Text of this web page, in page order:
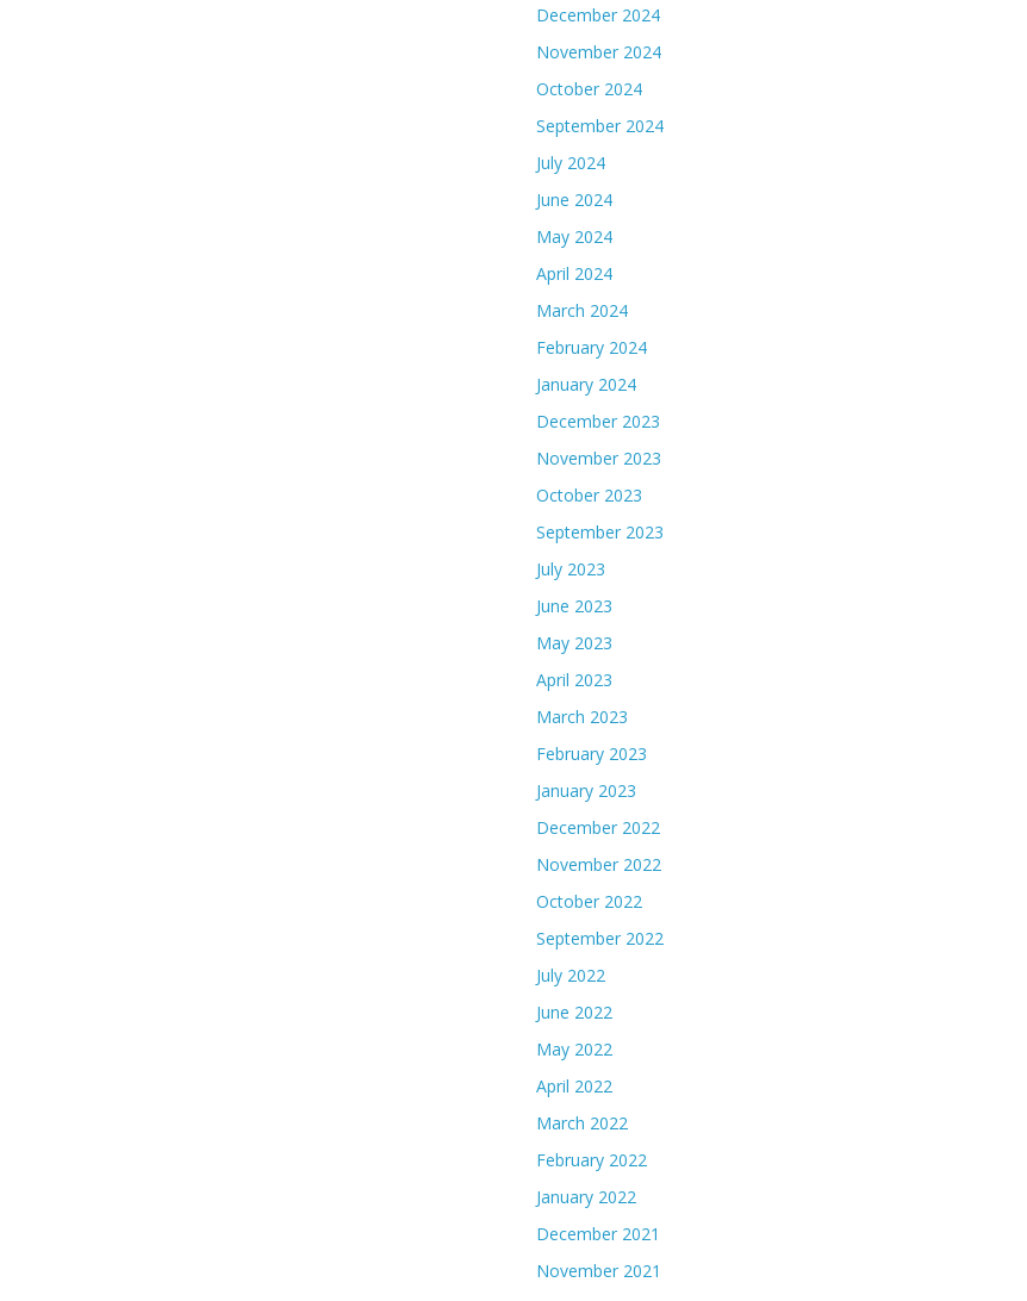
December 2024
November 2024
October 2024
September 2024
July 2024
June 2024
May 2024
April 2024
March 2024
February 2024
January 2024
December 2023
November 2023
October 2023
September 2023
July 2023
June 2023
May 2023
April 2023
March 2023
February 2023
January 2023
December 2022
November 2022
October 2022
September 2022
July 2022
June 2022
May 2022
April 2022
March 2022
February 2022
January 2022
December 2021
November 2021